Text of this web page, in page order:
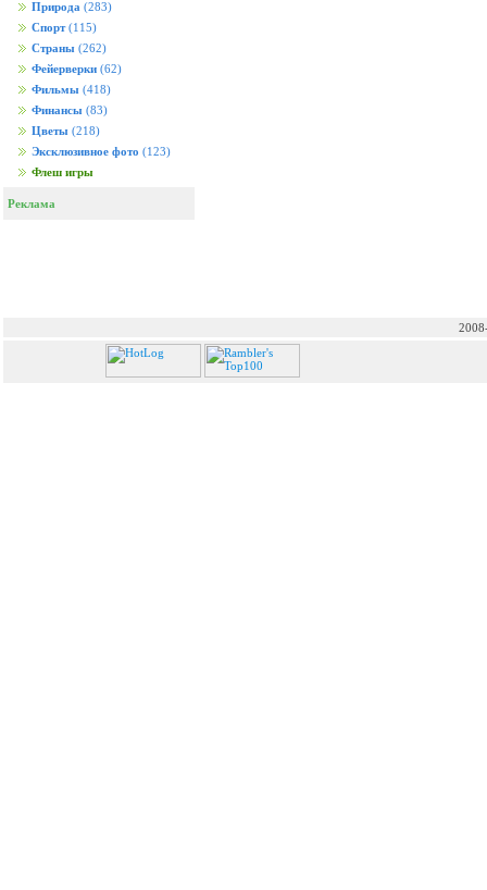
Природа (283)
Спорт (115)
Страны (262)
Фейерверки (62)
Фильмы (418)
Финансы (83)
Цветы (218)
Эксклюзивное фото (123)
Флеш игры
Реклама